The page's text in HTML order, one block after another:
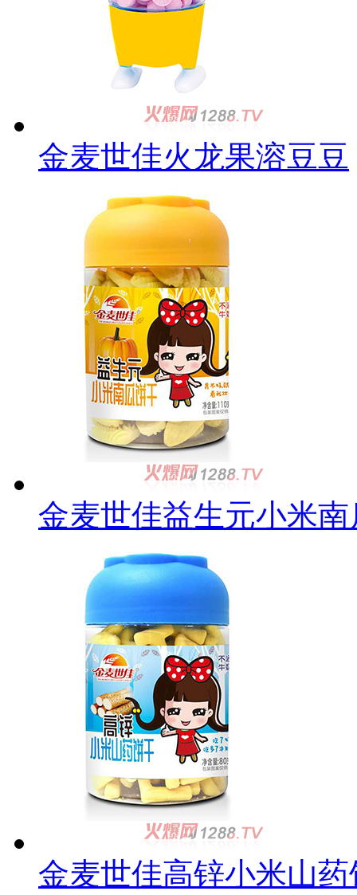
金麦世佳火龙果溶豆豆
金麦世佳益生元小米
金麦世佳高锌小米山药